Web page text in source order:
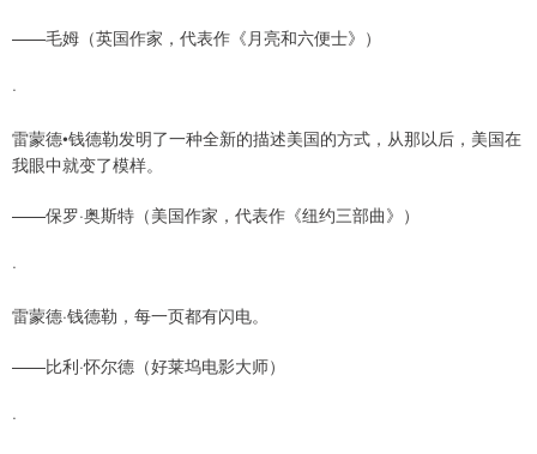
——毛姆（英国作家，代表作《月亮和六便士》）
·
雷蒙德•钱德勒发明了一种全新的描述美国的方式，从那以后，美国在
我眼中就变了模样。
——保罗·奥斯特（美国作家，代表作《纽约三部曲》）
·
雷蒙德·钱德勒，每一页都有闪电。
——比利·怀尔德（好莱坞电影大师）
·